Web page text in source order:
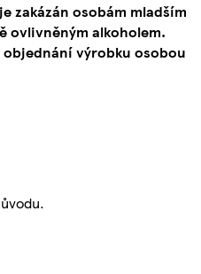
zakázán osobám mladším
ovlivněným alkoholem.
výrobku osobou